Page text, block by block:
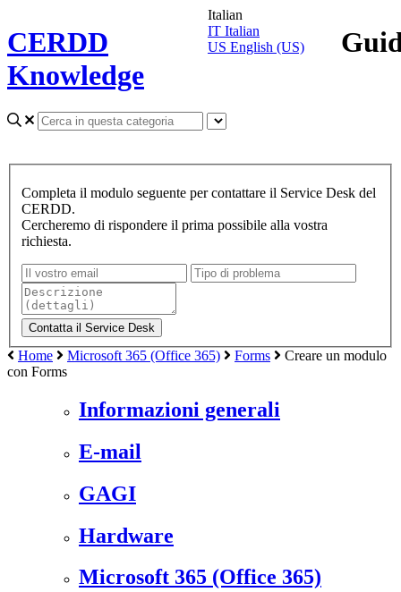
CERDD
Knowledge
Italian
IT Italian
US English (US)
Completa il modulo seguente per contattare il Service Desk del
CERDD.
Cercheremo di rispondere il prima possibile alla vostra
richiesta.
Home Microsoft 365 (Office 365) Forms
Creare un modulo
con Forms
Informazioni generali
E-mail
GAGI
Hardware
Microsoft 365 (Office 365)